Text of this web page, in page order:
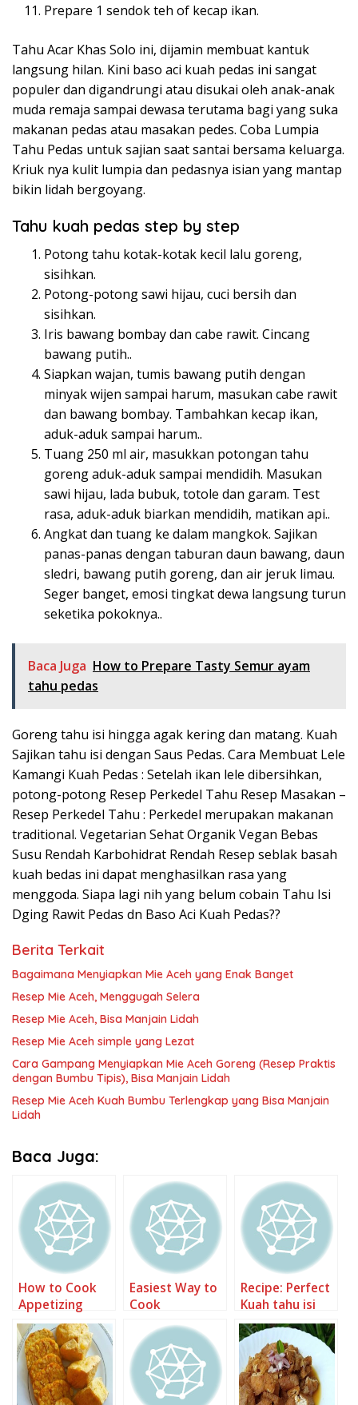
Prepare 1 sendok teh of kecap ikan.
Tahu Acar Khas Solo ini, dijamin membuat kantuk
langsung hilan. Kini baso aci kuah pedas ini sangat
populer dan digandrungi atau disukai oleh anak-anak
muda remaja sampai dewasa terutama bagi yang suka
makanan pedas atau masakan pedes. Coba Lumpia
Tahu Pedas untuk sajian saat santai bersama keluarga.
Kriuk nya kulit lumpia dan pedasnya isian yang mantap
bikin lidah bergoyang.
Tahu kuah pedas step by step
Potong tahu kotak-kotak kecil lalu goreng,
sisihkan.
Potong-potong sawi hijau, cuci bersih dan
sisihkan.
Iris bawang bombay dan cabe rawit. Cincang
bawang putih..
Siapkan wajan, tumis bawang putih dengan
minyak wijen sampai harum, masukan cabe rawit
dan bawang bombay. Tambahkan kecap ikan,
aduk-aduk sampai harum..
Tuang 250 ml air, masukkan potongan tahu
goreng aduk-aduk sampai mendidih. Masukan
sawi hijau, lada bubuk, totole dan garam. Test
rasa, aduk-aduk biarkan mendidih, matikan api..
Angkat dan tuang ke dalam mangkok. Sajikan
panas-panas dengan taburan daun bawang, daun
sledri, bawang putih goreng, dan air jeruk limau.
Seger banget, emosi tingkat dewa langsung turun
seketika pokoknya..
Baca Juga How to Prepare Tasty Semur ayam
tahu pedas
Goreng tahu isi hingga agak kering dan matang. Kuah
Sajikan tahu isi dengan Saus Pedas. Cara Membuat Lele
Kamangi Kuah Pedas : Setelah ikan lele dibersihkan,
potong-potong Resep Perkedel Tahu Resep Masakan –
Resep Perkedel Tahu : Perkedel merupakan makanan
traditional. Vegetarian Sehat Organik Vegan Bebas
Susu Rendah Karbohidrat Rendah Resep seblak basah
kuah bedas ini dapat menghasilkan rasa yang
menggoda. Siapa lagi nih yang belum cobain Tahu Isi
Dging Rawit Pedas dn Baso Aci Kuah Pedas??
Berita Terkait
Bagaimana Menyiapkan Mie Aceh yang Enak Banget
Resep Mie Aceh, Menggugah Selera
Resep Mie Aceh, Bisa Manjain Lidah
Resep Mie Aceh simple yang Lezat
Cara Gampang Menyiapkan Mie Aceh Goreng (Resep Praktis
dengan Bumbu Tipis), Bisa Manjain Lidah
Resep Mie Aceh Kuah Bumbu Terlengkap yang Bisa Manjain
Lidah
Baca Juga:
How to Cook
Appetizing
Tahu Gejrot
Easiest Way to
Cook
Appetizing
Tahu Gejrot
Recipe: Perfect
Kuah tahu isi